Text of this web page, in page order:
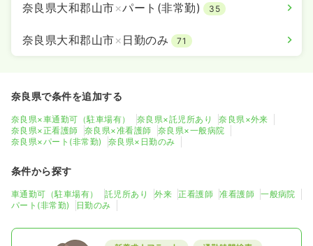
奈良県大和郡山市×パート(非常勤) 35
奈良県大和郡山市× 日勤のみ 71
奈良県で条件を追加する
奈良県×車通勤可（駐車場有） 奈良県×託児所あり
奈良県×外来
奈良県×正看護師
奈良県×准看護師
奈良県×一般病院
奈良県×パート(非常勤)
奈良県×日勤のみ
条件から探す
車通勤可（駐車場有） 託児所あり 外来 正看護師 准看護師
一般病院
パート(非常勤)
日勤のみ